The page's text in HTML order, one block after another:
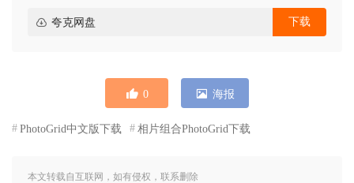
夸克网盘 下载
0 海报
PhotoGrid中文版下载 相片组合PhotoGrid下载
本文转载自互联网，如有侵权，联系删除